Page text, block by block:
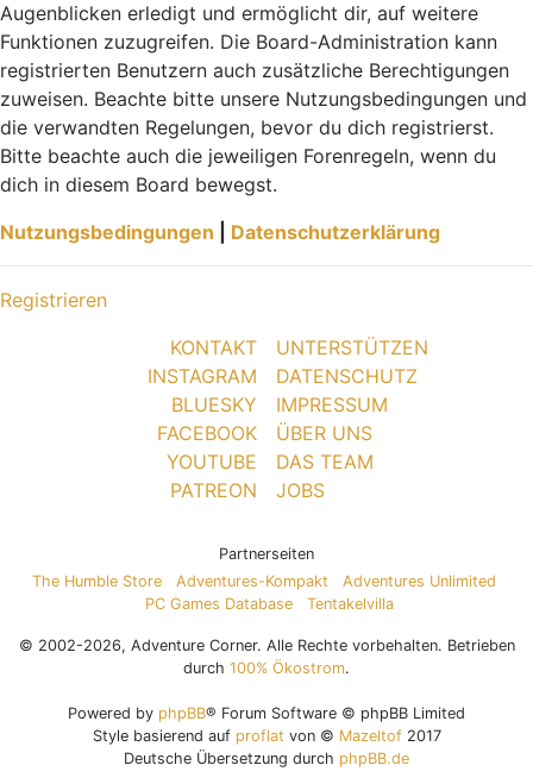
Augenblicken erledigt und ermöglicht dir, auf weitere
Funktionen zuzugreifen. Die Board-Administration kann
registrierten Benutzern auch zusätzliche Berechtigungen
zuweisen. Beachte bitte unsere Nutzungsbedingungen und
die verwandten Regelungen, bevor du dich registrierst.
Bitte beachte auch die jeweiligen Forenregeln, wenn du
dich in diesem Board bewegst.
Nutzungsbedingungen
Datenschutzerklärung
Registrieren
KONTAKT
INSTAGRAM
BLUESKY
FACEBOOK
YOUTUBE
PATREON
UNTERSTÜTZEN
DATENSCHUTZ
IMPRESSUM
ÜBER UNS
DAS TEAM
JOBS
Partnerseiten
The Humble Store
Adventures-Kompakt
Adventures Unlimited
PC Games Database
Tentakelvilla
© 2002-2026, Adventure Corner. Alle Rechte vorbehalten. Betrieben
durch 100% Ökostrom.
Powered by phpBB® Forum Software © phpBB Limited
Style basierend auf proflat von © Mazeltof2017
Deutsche Übersetzung durch phpBB.de